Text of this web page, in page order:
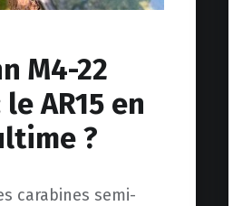
M4-22
AR15 en
?
carabines semi-